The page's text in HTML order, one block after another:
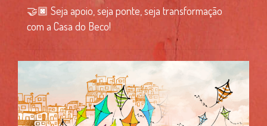
🤝🏿 Seja apoio, seja ponte, seja transformação
com a Casa do Beco!